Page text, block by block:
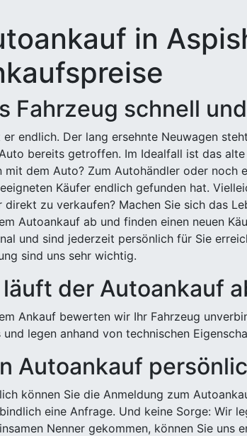
in
Fahrzeug schnell
er endlich. Der lang ersehnte Neuwagen
bereits getroffen. Im Idealfall ist das
mit dem Auto? Zum Autohändler oder
Käufer endlich gefunden hat.
direkt zu verkaufen? Machen Sie sich das
Autoankauf ab und finden einen neuen
und sind jederzeit persönlich für Sie
sind uns sehr wichtig.
läuft der Autoankauf
Ankauf bewerten wir Ihr Fahrzeug
und legen anhand von technischen
Autoankauf
können Sie die Anmeldung zum
eine Anfrage. Und keine Sorge: Wir
Nenner gekommen, können Sie uns